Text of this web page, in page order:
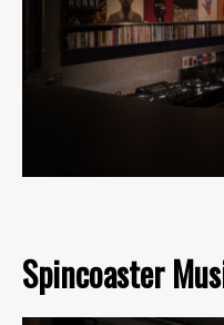
Spincoaster